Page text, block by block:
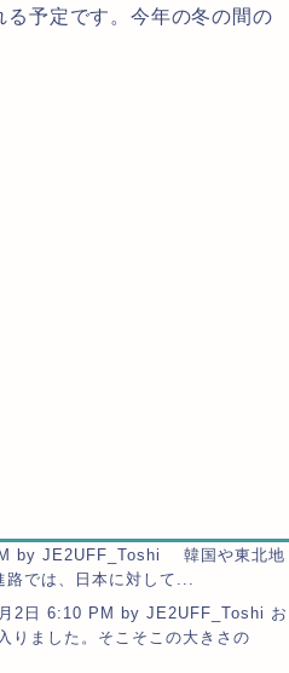
予定です。今年の冬の間の
by JE2UFF_Toshi 韓国や東北地
では、日本に対して...
2日 6:10 PM by JE2UFF_Toshi お
りました。そこそこの大きさの